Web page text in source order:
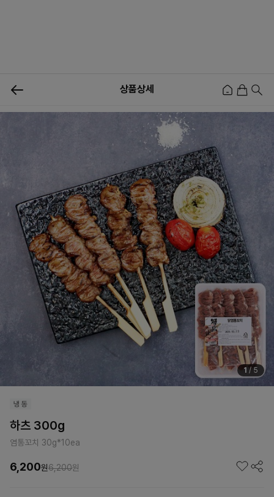
신상품행사상품이벤트메뉴쇼핑사업자등업신청
상품상세
1 / 5
하츠 300g
염통꼬치 30g*10ea
6,200원6,200원